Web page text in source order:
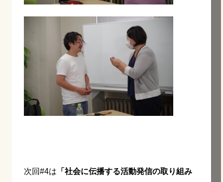
次回#4は 「社会に伝播する活動発信の取り組み